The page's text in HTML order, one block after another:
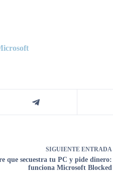
SIGUIENTEENTRADA
que secuestra tu PC y pide dinero:
funciona Microsoft Blocked